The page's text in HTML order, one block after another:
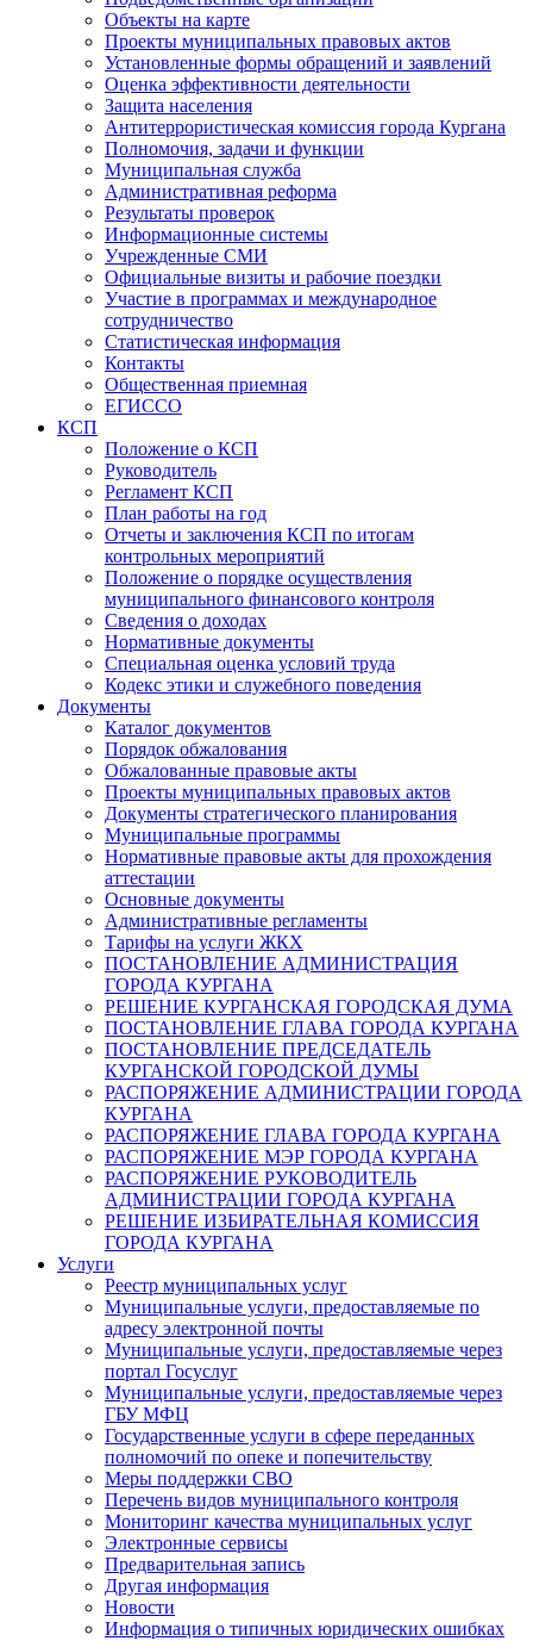
Объекты на карте
Проекты муниципальных правовых актов
Установленные формы обращений и заявлений
Оценка эффективности деятельности
Защита населения
Антитеррористическая комиссия города Кургана
Полномочия, задачи и функции
Муниципальная служба
Административная реформа
Результаты проверок
Информационные системы
Учрежденные СМИ
Официальные визиты и рабочие поездки
Участие в программах и международное
сотрудничество
Статистическая информация
Контакты
Общественная приемная
ЕГИССО
КСП
Положение о КСП
Руководитель
Регламент КСП
План работы на год
Отчеты и заключения КСП по итогам
контрольных мероприятий
Положение о порядке осуществления
муниципального финансового контроля
Сведения о доходах
Нормативные документы
Специальная оценка условий труда
Кодекс этики и служебного поведения
Документы
Каталог документов
Порядок обжалования
Обжалованные правовые акты
Проекты муниципальных правовых актов
Документы стратегического планирования
Муниципальные программы
Нормативные правовые акты для прохождения
аттестации
Основные документы
Административные регламенты
Тарифы на услуги ЖКХ
ПОСТАНОВЛЕНИЕ АДМИНИСТРАЦИЯ
ГОРОДА КУРГАНА
РЕШЕНИЕ КУРГАНСКАЯ ГОРОДСКАЯ ДУМА
ПОСТАНОВЛЕНИЕ ГЛАВА ГОРОДА КУРГАНА
ПОСТАНОВЛЕНИЕ ПРЕДСЕДАТЕЛЬ
КУРГАНСКОЙ ГОРОДСКОЙ ДУМЫ
РАСПОРЯЖЕНИЕ АДМИНИСТРАЦИИ ГОРОДА
КУРГАНА
РАСПОРЯЖЕНИЕ ГЛАВА ГОРОДА КУРГАНА
РАСПОРЯЖЕНИЕ МЭР ГОРОДА КУРГАНА
РАСПОРЯЖЕНИЕ РУКОВОДИТЕЛЬ
АДМИНИСТРАЦИИ ГОРОДА КУРГАНА
РЕШЕНИЕ ИЗБИРАТЕЛЬНАЯ КОМИССИЯ
ГОРОДА КУРГАНА
Услуги
Реестр муниципальных услуг
Муниципальные услуги, предоставляемые по
адресу электронной почты
Муниципальные услуги, предоставляемые через
портал Госуслуг
Муниципальные услуги, предоставляемые через
ГБУ МФЦ
Государственные услуги в сфере переданных
полномочий по опеке и попечительству
Меры поддержки СВО
Перечень видов муниципального контроля
Мониторинг качества муниципальных услуг
Электронные сервисы
Предварительная запись
Другая информация
Новости
Информация о типичных юридических ошибках